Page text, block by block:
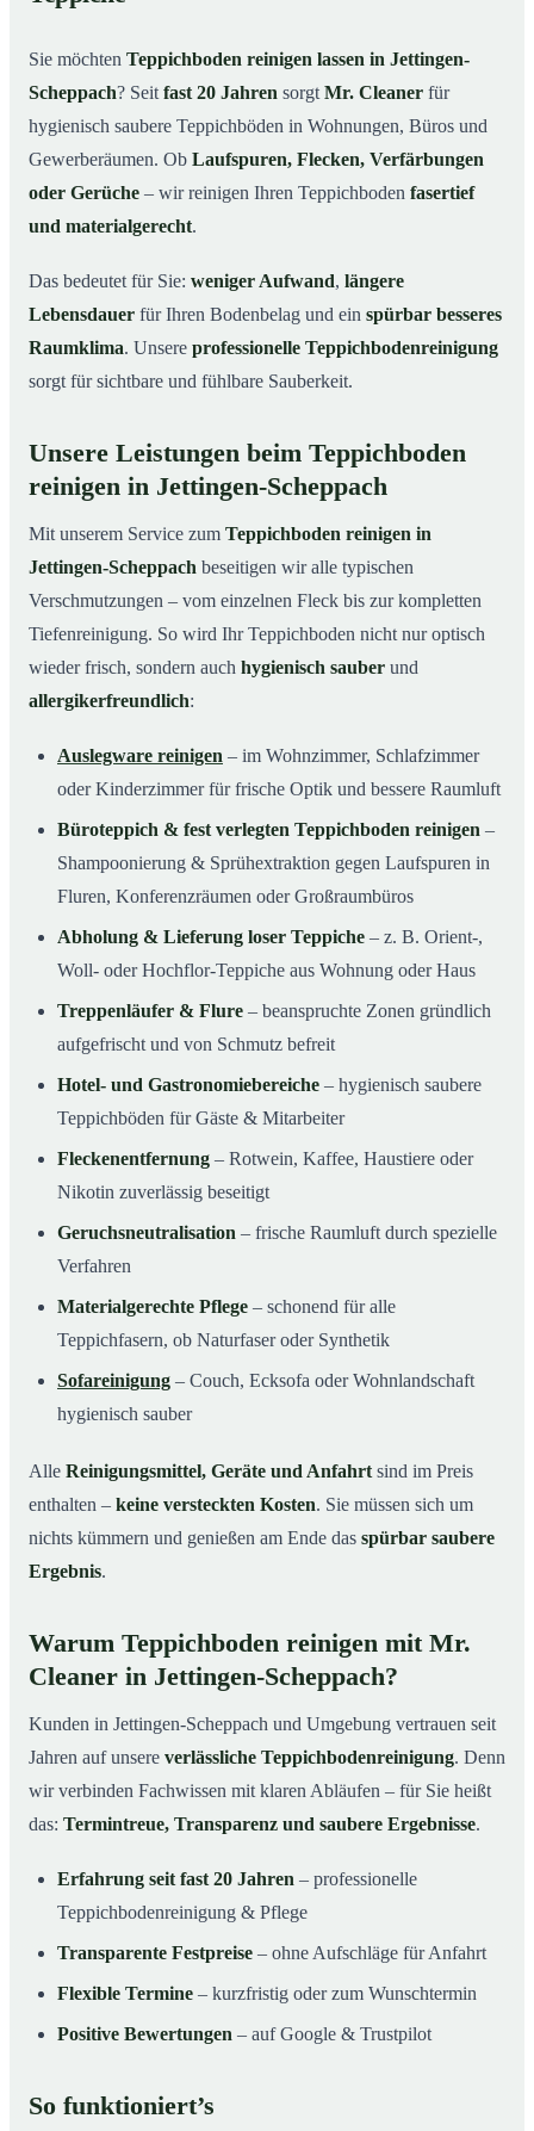
Jettingen-Scheppach
Jettingen-Scheppach?
04
Umgebung
Jetzt Angebot einholen
Jettingen-Scheppach
Sie möchten Teppichboden reinigen lassen in Jettingen-
Scheppach? Seit fast 20 Jahren sorgt Mr. Cleaner für
hygienisch saubere Teppichböden in Wohnungen, Büros und
Gewerberäumen. Ob Laufspuren, Flecken, Verfärbungen
oder Gerüche – wir reinigen Ihren Teppichboden fasertief
und materialgerecht.
Das bedeutet für Sie: weniger Aufwand, längere
Lebensdauer für Ihren Bodenbelag und ein spürbar besseres
Raumklima. Unsere professionelle Teppichbodenreinigung
sorgt für sichtbare und fühlbare Sauberkeit.
Unsere Leistungen beim Teppichboden
reinigen in Jettingen-Scheppach
Mit unserem Service zum Teppichboden reinigen in
Jettingen-Scheppach beseitigen wir alle typischen
Verschmutzungen – vom einzelnen Fleck bis zur kompletten
Tiefenreinigung. So wird Ihr Teppichboden nicht nur optisch
wieder frisch, sondern auch hygienisch sauber und
allergikerfreundlich:
Auslegware reinigen – im Wohnzimmer, Schlafzimmer
oder Kinderzimmer für frische Optik und bessere Raumluft
Büroteppich & fest verlegten Teppichboden reinigen –
Shampoonierung & Sprühextraktion gegen Laufspuren in
Fluren, Konferenzräumen oder Großraumbüros
Abholung & Lieferung loser Teppiche – z. B. Orient-,
Woll- oder Hochflor-Teppiche aus Wohnung oder Haus
Treppenläufer & Flure – beanspruchte Zonen gründlich
aufgefrischt und von Schmutz befreit
Hotel- und Gastronomiebereiche – hygienisch saubere
Teppichböden für Gäste & Mitarbeiter
Fleckenentfernung – Rotwein, Kaffee, Haustiere oder
Nikotin zuverlässig beseitigt
Geruchsneutralisation – frische Raumluft durch spezielle
Verfahren
Materialgerechte Pflege – schonend für alle
Teppichfasern, ob Naturfaser oder Synthetik
Sofareinigung – Couch, Ecksofa oder Wohnlandschaft
hygienisch sauber
Alle Reinigungsmittel, Geräte und Anfahrt sind im Preis
enthalten – keine versteckten Kosten. Sie müssen sich um
nichts kümmern und genießen am Ende das spürbar saubere
Ergebnis.
Warum Teppichboden reinigen mit Mr.
Cleaner in Jettingen-Scheppach?
Kunden in Jettingen-Scheppach und Umgebung vertrauen seit
Jahren auf unsere verlässliche Teppichbodenreinigung. Denn
wir verbinden Fachwissen mit klaren Abläufen – für Sie heißt
das: Termintreue, Transparenz und saubere Ergebnisse.
Erfahrung seit fast 20 Jahren – professionelle
Teppichbodenreinigung & Pflege
Transparente Festpreise – ohne Aufschläge für Anfahrt
Flexible Termine – kurzfristig oder zum Wunschtermin
Positive Bewertungen – auf Google & Trustpilot
So funktioniert’s